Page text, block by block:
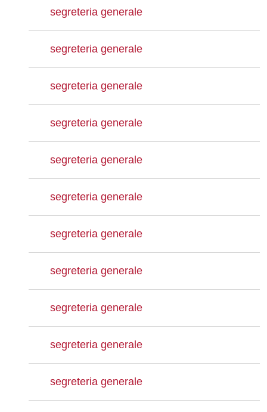
segreteria generale
segreteria generale
segreteria generale
segreteria generale
segreteria generale
segreteria generale
segreteria generale
segreteria generale
segreteria generale
segreteria generale
segreteria generale